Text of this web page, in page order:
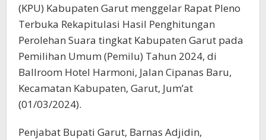
(KPU) Kabupaten Garut menggelar Rapat Pleno
Terbuka Rekapitulasi Hasil Penghitungan
Perolehan Suara tingkat Kabupaten Garut pada
Pemilihan Umum (Pemilu) Tahun 2024, di
Ballroom Hotel Harmoni, Jalan Cipanas Baru,
Kecamatan Kabupaten, Garut, Jum’at
(01/03/2024).
Penjabat Bupati Garut, Barnas Adjidin,